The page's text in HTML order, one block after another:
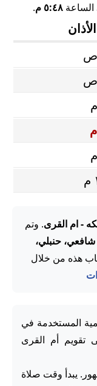
الساعة ٥:٤٨ م .
- ام القرى. وتم
شافعي، حنبلي،
هذه من خلال
المستخدمة في
تقويم أم القرى
يبدأ وقت صلاة